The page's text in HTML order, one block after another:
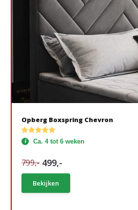
Opberg Boxspring Chevron
Ca. 4 tot 6 weken
799,- 499,-
Bekijken